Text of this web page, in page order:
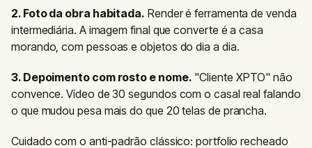
2. Foto da obra habitada. Render é ferramenta de venda
intermediária. A imagem final que converte é a casa
morando, com pessoas e objetos do dia a dia.
3. Depoimento com rosto e nome. "Cliente XPTO" não
convence. Vídeo de 30 segundos com o casal real falando
o que mudou pesa mais do que 20 telas de prancha.
Cuidado com o anti-padrão clássico: portfolio recheado